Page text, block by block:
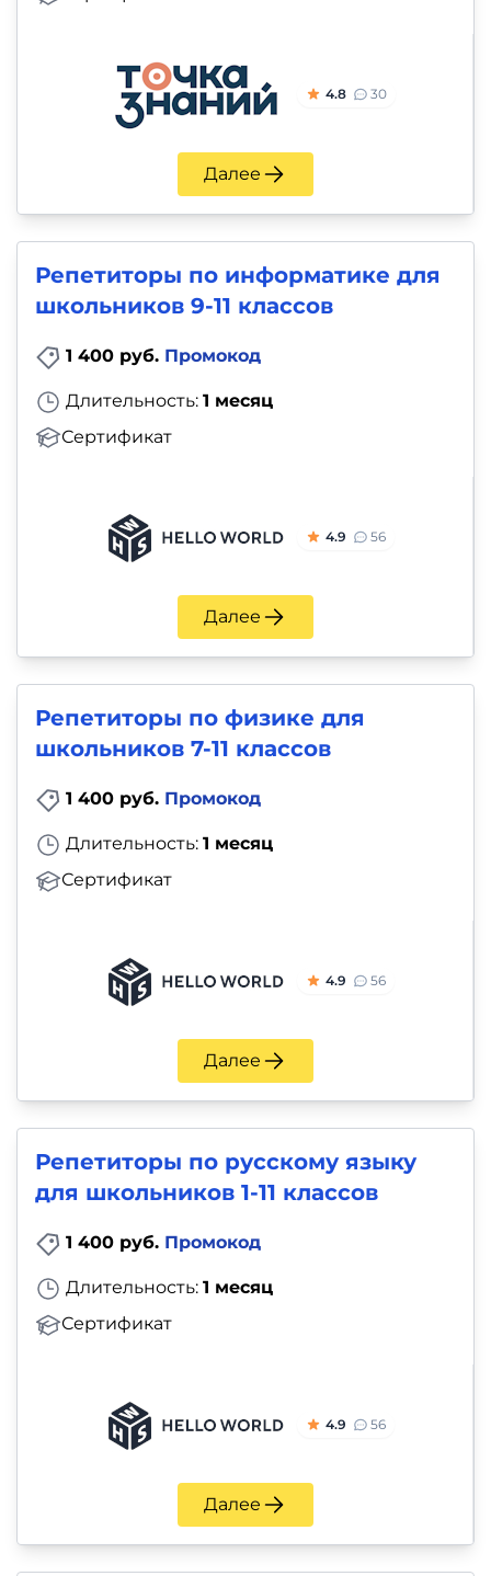
4.8 30
Далее
Репетиторы по информатике для
школьников 9-11 классов
1 400 руб. Промокод
Длительность: 1 месяц
Сертификат
4.9 56
Далее
Репетиторы по физике для
школьников 7-11 классов
1 400 руб. Промокод
Длительность: 1 месяц
Сертификат
4.9 56
Далее
Репетиторы по русскому языку
для школьников 1-11 классов
1 400 руб. Промокод
Длительность: 1 месяц
Сертификат
4.9 56
Далее